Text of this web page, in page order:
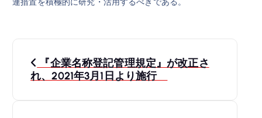
投
稿
『企業名称登記管理規定』が改正さ
れ、2021年3月1日より施行